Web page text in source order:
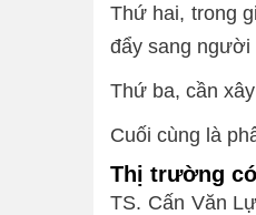
Thứ hai, trong
đẩy sang người
Thứ ba, cần
Cuối cùng là
Thị trường
TS. Cấn Văn